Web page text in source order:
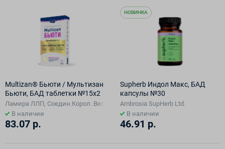
Multizan® Бьюти / Мультизан
Бьюти, БАД таблетки №15х2
Ламира ЛЛП, Соедин.Корол. Великобритании и Северн.Ирландии,
В наличии
83.07 р.
НОВИНКА
Supherb Индол Макс, БАД
капсулы №30
Ambrosia SupHerb Ltd.
В наличии
46.91 р.